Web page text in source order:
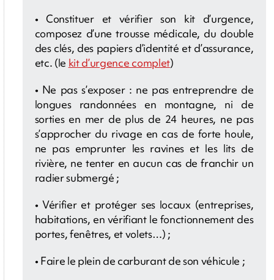
• Constituer et vérifier son kit d’urgence,
composez d’une trousse médicale, du double
des clés, des papiers d’identité et d’assurance,
etc. (le kit d’urgence complet)
• Ne pas s’exposer : ne pas entreprendre de
longues randonnées en montagne, ni de
sorties en mer de plus de 24 heures, ne pas
s’approcher du rivage en cas de forte houle,
ne pas emprunter les ravines et les lits de
rivière, ne tenter en aucun cas de franchir un
radier submergé ;
• Vérifier et protéger ses locaux (entreprises,
habitations, en vérifiant le fonctionnement des
portes, fenêtres, et volets…) ;
• Faire le plein de carburant de son véhicule ;